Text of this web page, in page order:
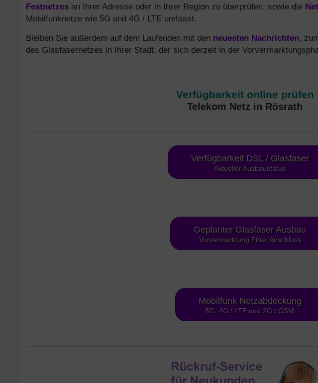
Festnetzes an Ihrer Adresse oder in Ihrer Region zu überprüfen, sowie die
Mobilfunknetze wie 5G und 4G / LTE umfasst.
Bleiben Sie außerdem auf dem Laufenden mit den neuesten Nachrichten,
des Glasfasernetzes in Ihrer Stadt, der sich derzeit in der
Verfügbarkeit online prüfen
Telekom Netz in Rösrath
Verfügbarkeit DSL / Glasfaser
Aktueller Ausbaustatus
Geplanter Glasfaser Ausbau
Vorvermarktung Fiber Anschluss
Mobilfunk Netzabdeckung
5G, 4G / LTE und 2G / GSM